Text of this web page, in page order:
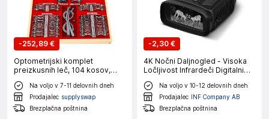
-252,89 €
Optometrijski komplet
preizkusnih leč, 104 kosov,
popoln set z dodatki, trdna
škatla za shranjevanje
Na voljo v 7-11 delovnih dneh
Prodajalec supplyswap
Brezplačna poštnina
-2,30 €
4K Nočni Daljnogled - Visoka
Ločljivost Infrardeči Digitalni
Teleskop Black
Na voljo v 10-12 delovnih dneh
Prodajalec INF Company AB
Brezplačna poštnina